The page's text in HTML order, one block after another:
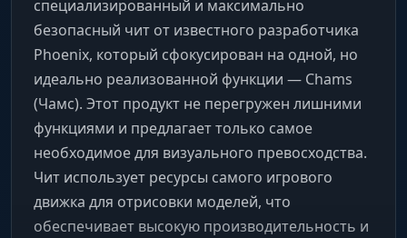
специализированный и максимально
безопасный чит от известного разработчика
Phoenix, который сфокусирован на одной, но
идеально реализованной функции — Chams
(Чамс). Этот продукт не перегружен лишними
функциями и предлагает только самое
необходимое для визуального превосходства.
Чит использует ресурсы самого игрового
движка для отрисовки моделей, что
обеспечивает высокую производительность и